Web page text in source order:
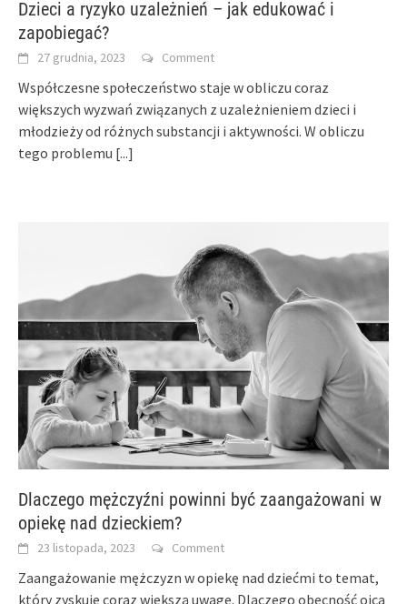
Dzieci a ryzyko uzależnień – jak edukować i
zapobiegać?
27 grudnia, 2023 Comment
Współczesne społeczeństwo staje w obliczu coraz
większych wyzwań związanych z uzależnieniem dzieci i
młodzieży od różnych substancji i aktywności. W obliczu
tego problemu [...]
Dlaczego mężczyźni powinni być zaangażowani w
opiekę nad dzieckiem?
23 listopada, 2023 Comment
Zaangażowanie mężczyzn w opiekę nad dziećmi to temat,
który zyskuje coraz większą uwagę. Dlaczego obecność ojca